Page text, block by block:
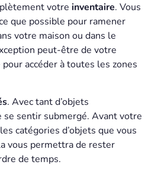
votre inventaire. Vous
que possible pour ramener
votre maison ou dans le
peut-être de votre
accéder à toutes les zones
. Avec tant d’objets
sentir submergé. Avant votre
catégories d’objets que vous
vous permettra de rester
de temps.